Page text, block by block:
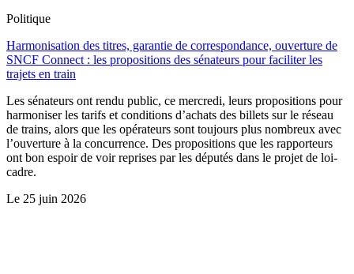
Politique
Harmonisation des titres, garantie de correspondance, ouverture de
SNCF Connect : les propositions des sénateurs pour faciliter les
trajets en train
Les sénateurs ont rendu public, ce mercredi, leurs propositions pour
harmoniser les tarifs et conditions d’achats des billets sur le réseau
de trains, alors que les opérateurs sont toujours plus nombreux avec
l’ouverture à la concurrence. Des propositions que les rapporteurs
ont bon espoir de voir reprises par les députés dans le projet de loi-
cadre.
Le 25 juin 2026